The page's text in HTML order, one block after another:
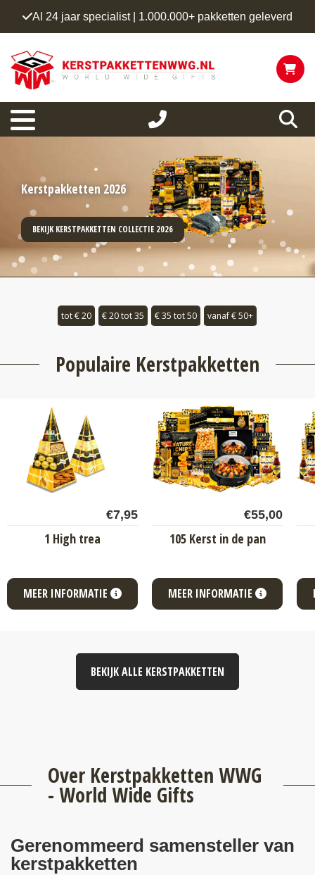
Al 24 jaar specialist | 1.000.000+ pakketten geleverd
Kerstpakketten 2026
BEKIJK KERSTPAKKETTEN COLLECTIE 2026
tot € 20 € 20 tot 35 € 35 tot 50 vanaf € 50+
Populaire Kerstpakketten
€7,95
1 High trea
MEER INFORMATIE
€55,00
105 Kerst in de pan
MEER INFORMATIE
BEKIJK ALLE KERSTPAKKETTEN
Over Kerstpakketten WWG
- World Wide Gifts
Gerenommeerd samensteller van
kerstpakketten